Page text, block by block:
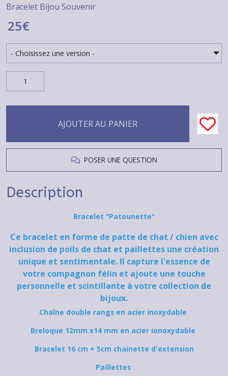
Bracelet Bijou Souvenir
25€
AJOUTER AU PANIER
POSER UNE QUESTION
Description
Bracelet "Patounette"
Ce bracelet en forme de patte de chat / chien avec
inclusion de poils de chat et paillettes une création
unique et sentimentale. Il capture l'essence de
votre compagnon félin et ajoute une touche
personnelle et scintillante à votre collection de
bijoux.
Chaîne double rangs en acier inoxydable
Breloque 12mm x14 mm en acier ionoxydable
Bracelet 16 cm + 5cm chainette d'extension
Paillettes